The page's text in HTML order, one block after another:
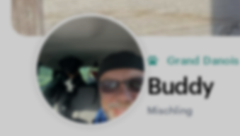
Grand Danois
Buddy
Mischling